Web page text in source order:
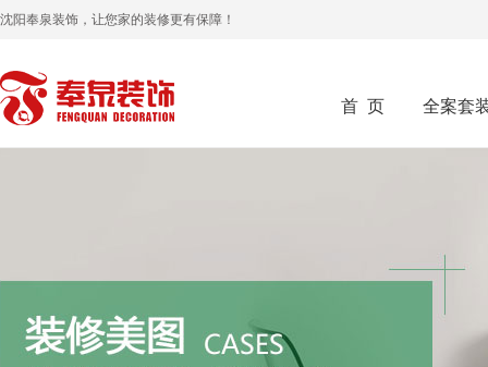
沈阳奉泉装饰，让您家的装修更有保障！
首 页 全案套